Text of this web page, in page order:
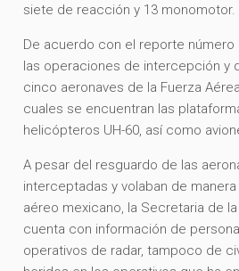
siete de reacción y 13 monomotor.
De acuerdo con el reporte número
las operaciones de intercepción y
cinco aeronaves de la Fuerza
cuales se encuentran las
helicópteros UH-60, así como
A pesar del resguardo de las
interceptadas y volaban de
aéreo mexicano, la Secretaria de
cuenta con información de
operativos de radar, tampoco de